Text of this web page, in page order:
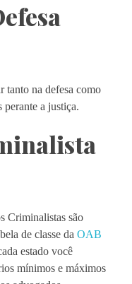
tanto na defesa como
perante a justiça.
Criminalistas são
de classe da OAB
estado você
mínimos e máximos